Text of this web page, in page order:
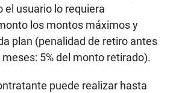
el usuario lo requiera
los montos máximos y
plan (penalidad de retiro antes
5% del monto retirado).
puede realizar hasta